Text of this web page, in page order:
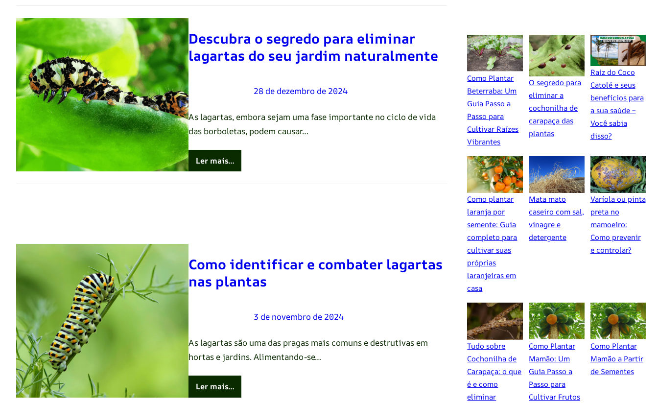
Descubra o segredo para eliminar
lagartas do seu jardim naturalmente
Renato Oliveira 28 de dezembro de 2024
As lagartas, embora sejam uma fase importante no ciclo de vida
das borboletas, podem causar…
Ler mais…
Como identificar e combater lagartas
nas plantas
3 de novembro de 2024
As lagartas são uma das pragas mais comuns e destrutivas em
hortas e jardins. Alimentando-se…
Ler mais…
Como Plantar
Beterraba: Um
Guia Passo a
Passo para
Cultivar Raízes
Vibrantes
O segredo para
eliminar a
cochonilha de
carapaça das
plantas
Raiz do Coco
Catolé e seus
benefícios para
a sua saúde –
Você sabia
disso?
Como plantar
laranja por
semente: Guia
completo para
cultivar suas
próprias
laranjeiras em
casa
Mata mato
caseiro com sal,
vinagre e
detergente
Varíola ou pinta
preta no
mamoeiro:
Como prevenir
e controlar?
Tudo sobre
Cochonilha de
Carapaça: o que
é e como
eliminar
Como Plantar
Mamão: Um
Guia Passo a
Passo para
Cultivar Frutos
Como Plantar
Mamão a Partir
de Sementes